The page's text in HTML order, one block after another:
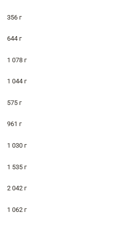
356 г
644 г
1 078 г
1 044 г
575 г
961 г
1 030 г
1 535 г
2 042 г
1 062 г